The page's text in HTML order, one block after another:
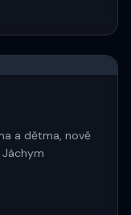
a dětma, nově
Jáchym